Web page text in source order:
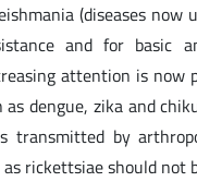
(diseases now
and for basic
attention is now
as dengue, zika and
transmitted by
rickettsiae should not